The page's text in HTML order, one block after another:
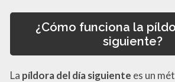
¿Cómo funciona la
siguiente?
La píldora del día siguiente es un